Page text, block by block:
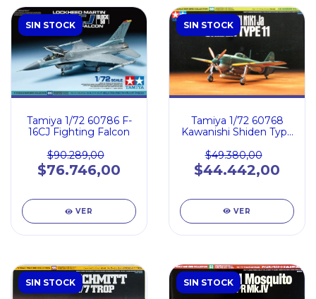
SIN STOCK
Tamiya 1/72 60786 F-
16CJ Fighting Falcon
$90.289,00
$76.746,00
VER
SIN STOCK
Tamiya 1/72 60768
Kawanishi Shiden Type
$49.380,00
$44.442,00
VER
SIN STOCK SIN STOCK